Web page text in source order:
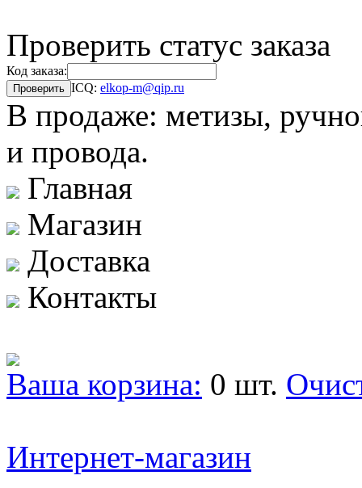
Проверить статус заказа
Код заказа:
ICQ: elkop-m@qip.ru
В продаже: метизы,
и провода.
Главная
Магазин
Доставка
Контакты
Ваша корзина: 0 шт.
Интернет-магазин